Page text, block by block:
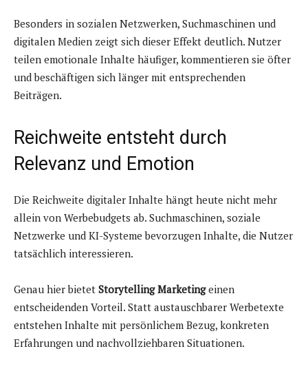
Besonders in sozialen Netzwerken, Suchmaschinen und
digitalen Medien zeigt sich dieser Effekt deutlich. Nutzer
teilen emotionale Inhalte häufiger, kommentieren sie öfter
und beschäftigen sich länger mit entsprechenden
Beiträgen.
Reichweite entsteht durch
Relevanz und Emotion
Die Reichweite digitaler Inhalte hängt heute nicht mehr
allein von Werbebudgets ab. Suchmaschinen, soziale
Netzwerke und KI-Systeme bevorzugen Inhalte, die Nutzer
tatsächlich interessieren.
Genau hier bietet Storytelling Marketingeinen
entscheidenden Vorteil. Statt austauschbarer Werbetexte
entstehen Inhalte mit persönlichem Bezug, konkreten
Erfahrungen und nachvollziehbaren Situationen.